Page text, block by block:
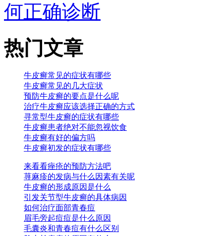
何正确诊断
热门文章
牛皮癣常见的症状有哪些
牛皮癣常见的几大症状
预防牛皮癣的要点是什么呢
治疗牛皮癣应该选择正确的方式
寻常型牛皮癣的症状有哪些
牛皮癣患者绝对不能忽视饮食
牛皮癣有好的偏方吗
牛皮癣初发的症状有哪些
来看看痤疮的预防方法吧
荨麻疹的发病与什么因素有关呢
牛皮癣的形成原因是什么
引发关节型牛皮癣的具体病因
如何治疗面部青春痘
眉毛旁起痘痘是什么原因
毛囊炎和青春痘有什么区别